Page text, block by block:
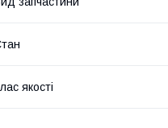
якості